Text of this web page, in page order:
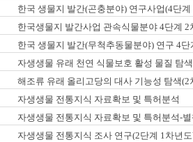
한국 생물지 발간(곤충분야) 연구사업(4단
한국생물지 발간사업 관속식물분야 4단계 2
한국 생물지 발간(무척추동물분야) 연구 4단
자생생물 유래 천연 식물보호 활성 물질 탐
해조류 유래 올리고당의 대사 기능성 탐색(2
자생생물 전통지식 자료확보 및 특허분석
자생생물 전통지식 자료확보 및 특허분석-
자생생물 전통지식 조사 연구(2단계 1차년